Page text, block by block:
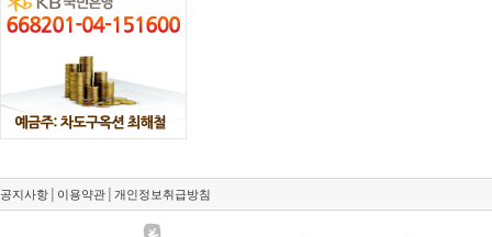
공지사항 이용약관 개인정보취급방침